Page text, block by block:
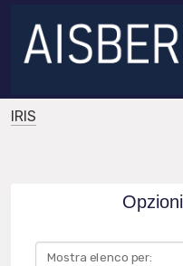
IRIS
Opzioni
Mostra elenco per: